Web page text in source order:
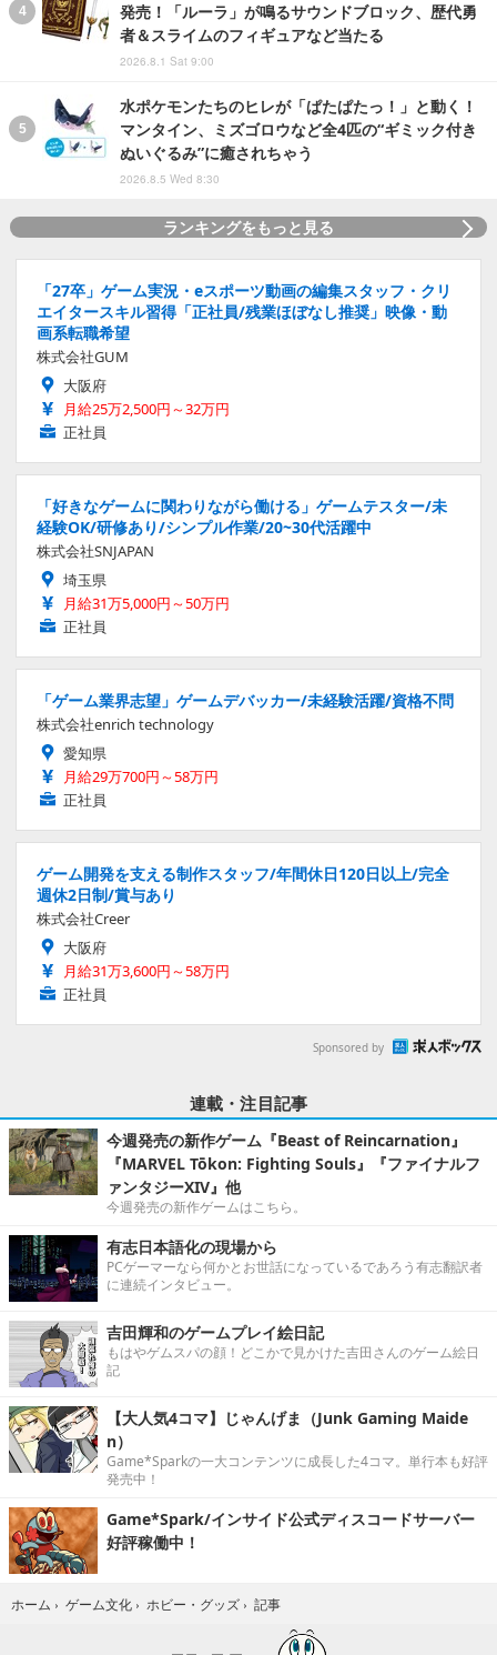
発売！「ルーラ」が鳴るサウンドブロック、歴代勇
者＆スライムのフィギュアなど当たる
2026.8.1 Sat 9:00
水ポケモンたちのヒレが「ぱたぱたっ！」と動く！
マンタイン、ミズゴロウなど全4匹の“ギミック付き
ぬいぐるみ”に癒されちゃう
2026.8.5 Wed 8:30
ランキングをもっと見る
「27卒」ゲーム実況・eスポーツ動画の編集スタッフ・クリ
エイタースキル習得「正社員/残業ほぼなし推奨」映像・動
画系転職希望
株式会社GUM
大阪府
月給25万2,500円～32万円
正社員
「好きなゲームに関わりながら働ける」ゲームテスター/未
経験OK/研修あり/シンプル作業/20~30代活躍中
株式会社SNJAPAN
埼玉県
月給31万5,000円～50万円
正社員
「ゲーム業界志望」ゲームデバッカー/未経験活躍/資格不問
株式会社enrich technology
愛知県
月給29万700円～58万円
正社員
ゲーム開発を支える制作スタッフ/年間休日120日以上/完全
週休2日制/賞与あり
株式会社Creer
大阪府
月給31万3,600円～58万円
正社員
Sponsored by
連載・注目記事
今週発売の新作ゲーム『Beast of Reincarnation』
『MARVEL Tōkon: Fighting Souls』『ファイナルフ
ァンタジーXIV』他
今週発売の新作ゲームはこちら。
有志日本語化の現場から
PCゲーマーなら何かとお世話になっているであろう有志翻訳者
に連続インタビュー。
吉田輝和のゲームプレイ絵日記
もはやゲムスパの顔！どこかで見かけた吉田さんのゲーム絵日
記
【大人気4コマ】じゃんげま（Junk Gaming Maide
n）
Game*Sparkの一大コンテンツに成長した4コマ。単行本も好評
発売中！
Game*Spark/インサイド公式ディスコードサーバー
好評稼働中！
ホーム › ゲーム文化 › ホビー・グッズ › 記事